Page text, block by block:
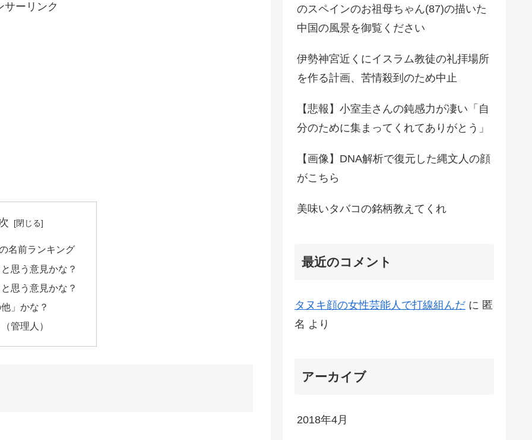
サーリンク
名前ランキング
と思う意見かな？
と思う意見かな？
他」かな？
管理人）
のスペインのお祖母ちゃん(87)の描いた
中国の風景を御覧ください
伊勢神宮近くにイスラム教徒の礼拝場所
を作る計画、苦情殺到のため中止
【悲報】小室圭さんの鈍感力が凄い「自
分のために集まってくれてありがとう」
【画像】DNA解析で復元した縄文人の顔
がこちら
美味いタバコの銘柄教えてくれ
最近のコメント
タヌキ顔の女性芸能人で打線組んだ に 匿
名 より
アーカイブ
2018年4月